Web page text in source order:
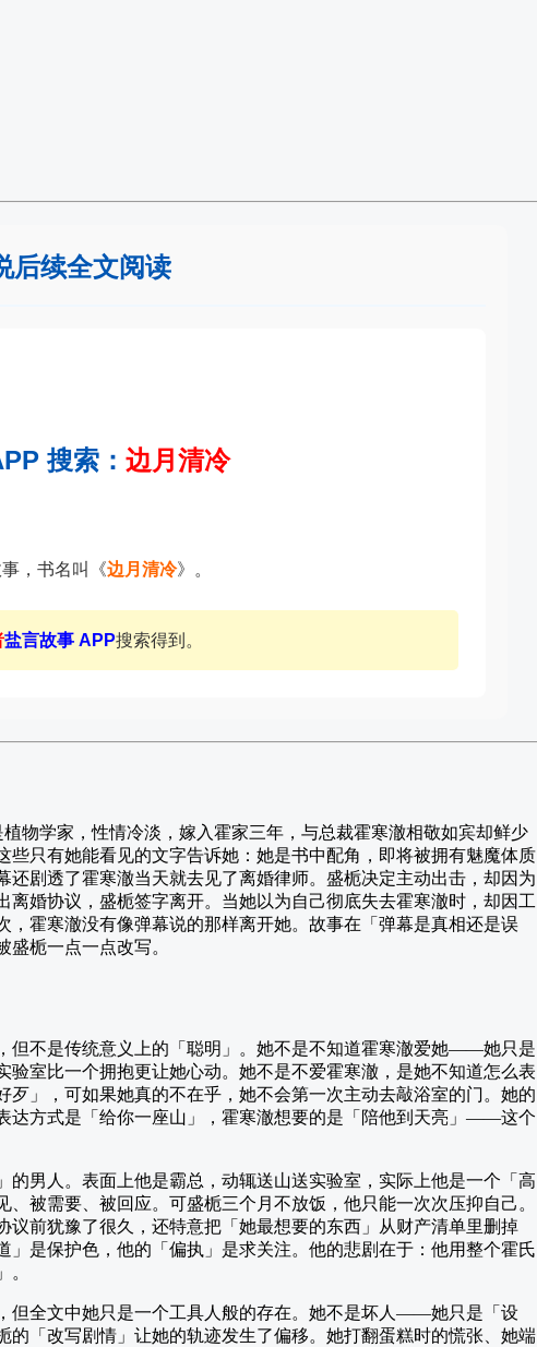
后续全文阅读
搜索： 边月清冷
，书名叫《边月清冷》。
盐言故事 APP搜索得到。
物学家，性情冷淡，嫁入霍家三年，与总裁霍寒澈相敬如宾却鲜少
只有她能看见的文字告诉她：她是书中配角，即将被拥有魅魔体质
剧透了霍寒澈当天就去见了离婚律师。盛栀决定主动出击，却因为
婚协议，盛栀签字离开。当她以为自己彻底失去霍寒澈时，却因工
霍寒澈没有像弹幕说的那样离开她。故事在「弹幕是真相还是误
栀一点一点改写。
但不是传统意义上的「聪明」。她不是不知道霍寒澈爱她——她只是
室比一个拥抱更让她心动。她不是不爱霍寒澈，是她不知道怎么表
」，可如果她真的不在乎，她不会第一次主动去敲浴室的门。她的
达方式是「给你一座山」，霍寒澈想要的是「陪他到天亮」——这个
的男人。表面上他是霸总，动辄送山送实验室，实际上他是一个「高
被需要、被回应。可盛栀三个月不放饭，他只能一次次压抑自己。
前犹豫了很久，还特意把「她最想要的东西」从财产清单里删掉
是保护色，他的「偏执」是求关注。他的悲剧在于：他用整个霍氏
。
但全文中她只是一个工具人般的存在。她不是坏人——她只是「设
「改写剧情」让她的轨迹发生了偏移。她打翻蛋糕时的慌张、她端